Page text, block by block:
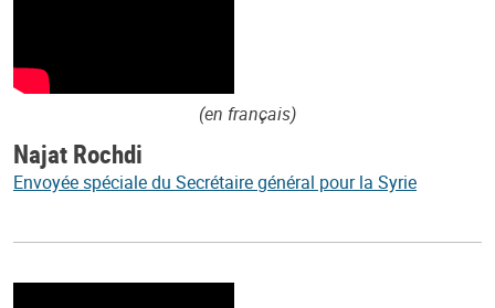
(en français)
Najat Rochdi
Envoyée spéciale du Secrétaire général pour la Syrie